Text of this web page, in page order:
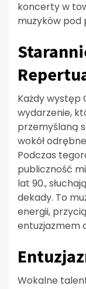
koncerty w
muzyków pod
Każdy występ
wydarzenie,
przemyślaną
wokół
Podczas
publiczność
lat 90.,
dekady. To
energii,
entuzjazmem
Wokalne